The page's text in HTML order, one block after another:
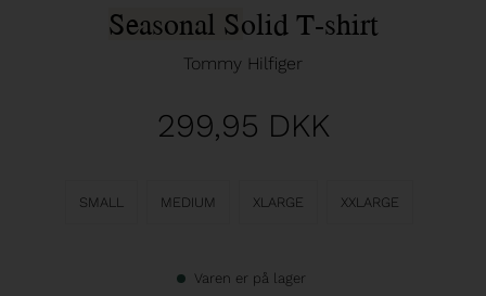
Seasonal Solid T-shirt
Tommy Hilfiger
299,95 DKK
SMALL MEDIUM XLARGE XXLARGE
Varen er på lager